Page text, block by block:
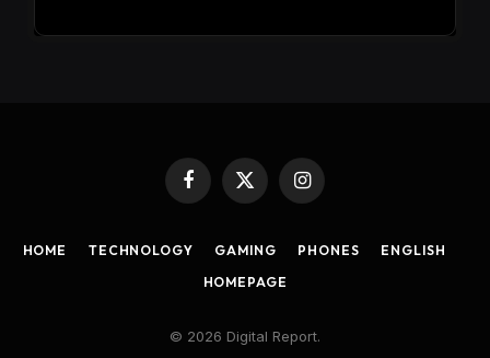
Facebook
X
(Twitter)
Instagram
HOME TECHNOLOGY GAMING PHONES
ENGLISH
HOMEPAGE
© 2026 Digital Report.